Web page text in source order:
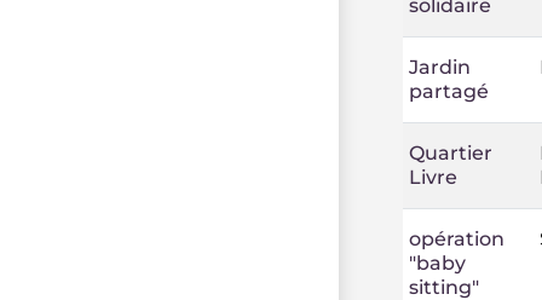
solidaire
Jardin
partagé
Quartier
Livre
opération
"baby
sitting"